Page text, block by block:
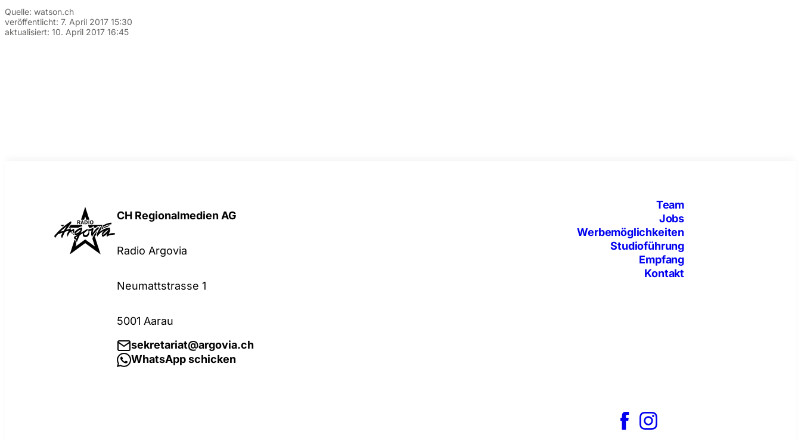
Quelle: watson.ch
veröffentlicht: 7. April 2017 15:30
aktualisiert: 10. April 2017 16:45
CH Regionalmedien AG
Radio Argovia
Neumattstrasse 1
5001 Aarau
sekretariat@argovia.ch
WhatsApp schicken
Team
Jobs
Werbemöglichkeiten
Studioführung
Empfang
Kontakt